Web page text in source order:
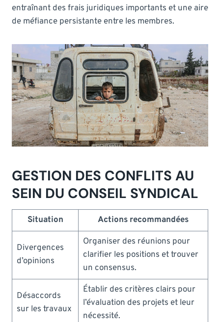
entraînant des frais juridiques importants et une aire
de méfiance persistante entre les membres.
GESTION DES CONFLITS AU
SEIN DU CONSEIL SYNDICAL
Situation Actions recommandées
Divergences
d’opinions
Organiser des réunions pour
clarifier les positions et trouver
un consensus.
Désaccords
sur les travaux
Établir des critères clairs pour
l’évaluation des projets et leur
nécessité.